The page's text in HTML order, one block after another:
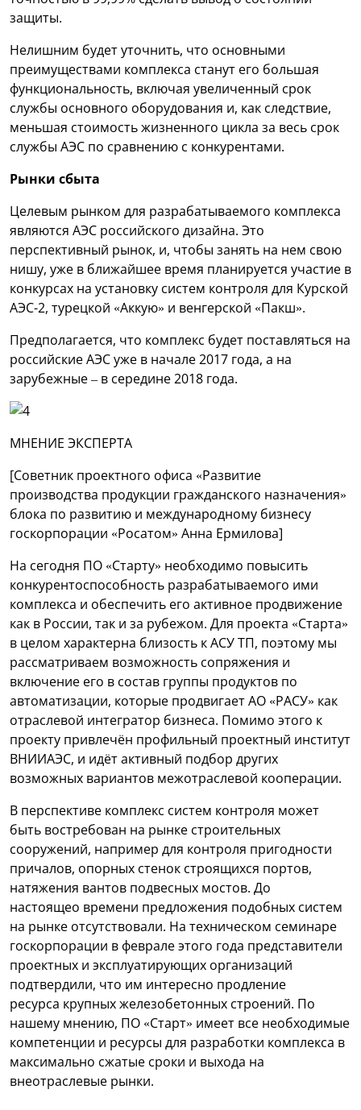
защиты.
Нелишним будет уточнить, что основными
преимуществами комплекса станут его большая
функциональность, включая увеличенный срок
службы основного оборудования и, как следствие,
меньшая стоимость жизненного цикла за весь срок
службы АЭС по сравнению с конкурентами.
Рынки сбыта
Целевым рынком для разрабатываемого комплекса
являются АЭС российского дизайна. Это
перспективный рынок, и, чтобы занять на нем свою
нишу, уже в ближайшее время планируется участие в
конкурсах на установку систем контроля для Курской
АЭС-2, турецкой «Аккую» и венгерской «Пакш».
Предполагается, что комплекс будет поставляться на
российские АЭС уже в начале 2017 года, а на
зарубежные – в середине 2018 года.
МНЕНИЕ ЭКСПЕРТА
[Советник проектного офиса «Развитие
производства продукции гражданского назначения»
блока по развитию и международному бизнесу
госкорпорации «Росатом» Анна Ермилова]
На сегодня ПО «Старту» необходимо повысить
конкурентоспособность разрабатываемого ими
комплекса и обеспечить его активное продвижение
как в России, так и за рубежом. Для проекта «Старта»
в целом характерна близость к АСУ ТП, поэтому мы
рассматриваем возможность сопряжения и
включение его в состав группы продуктов по
автоматизации, которые продвигает АО «РАСУ» как
отраслевой интегратор бизнеса. Помимо этого к
проекту привлечён профильный проектный институт
ВНИИАЭС, и идёт активный подбор других
возможных вариантов межотраслевой кооперации.
В перспективе комплекс систем контроля может
быть востребован на рынке строительных
сооружений, например для контроля пригодности
причалов, опорных стенок строящихся портов,
натяжения вантов подвесных мостов. До
настоящео времени предложения подобных систем
на рынке отсутствовали. На техническом семинаре
госкорпорации в феврале этого года представители
проектных и эксплуатирующих организаций
подтвердили, что им интересно продление
ресурса крупных железобетонных строений. По
нашему мнению, ПО «Старт» имеет все необходимые
компетенции и ресурсы для разработки комплекса в
максимально сжатые сроки и выхода на
внеотраслевые рынки.